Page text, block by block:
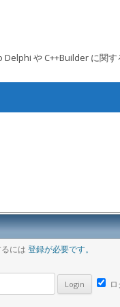
や C++Builder に関
には 登録が必要です。